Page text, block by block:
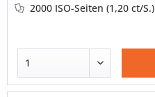
2000 ISO-Seiten(1,20 ct/S.)